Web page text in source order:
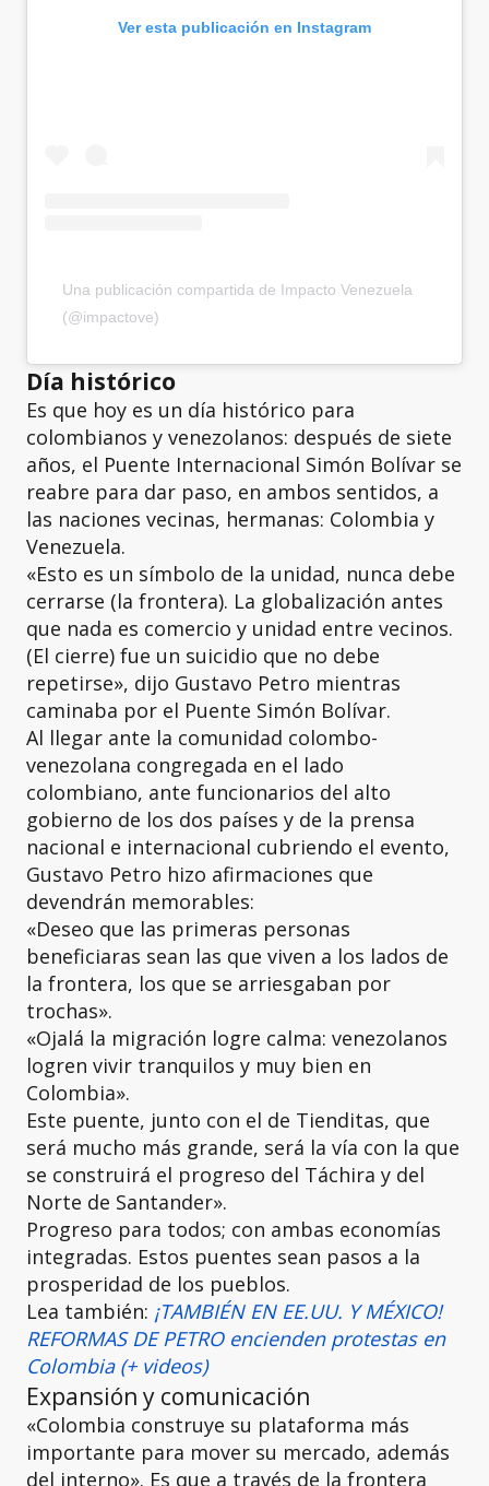
Ver esta publicación en Instagram
Una publicación compartida de Impacto Venezuela
(@impactove)
Día histórico
Es que hoy es un día histórico para
colombianos y venezolanos: después de siete
años, el Puente Internacional Simón Bolívar se
reabre para dar paso, en ambos sentidos, a
las naciones vecinas, hermanas: Colombia y
Venezuela.
«Esto es un símbolo de la unidad, nunca debe
cerrarse (la frontera). La globalización antes
que nada es comercio y unidad entre vecinos.
(El cierre) fue un suicidio que no debe
repetirse», dijo Gustavo Petro mientras
caminaba por el Puente Simón Bolívar.
Al llegar ante la comunidad colombo-
venezolana congregada en el lado
colombiano, ante funcionarios del alto
gobierno de los dos países y de la prensa
nacional e internacional cubriendo el evento,
Gustavo Petro hizo afirmaciones que
devendrán memorables:
«Deseo que las primeras personas
beneficiaras sean las que viven a los lados de
la frontera, los que se arriesgaban por
trochas».
«Ojalá la migración logre calma: venezolanos
logren vivir tranquilos y muy bien en
Colombia».
Este puente, junto con el de Tienditas, que
será mucho más grande, será la vía con la que
se construirá el progreso del Táchira y del
Norte de Santander».
Progreso para todos; con ambas economías
integradas. Estos puentes sean pasos a la
prosperidad de los pueblos.
Lea también: ¡TAMBIÉN EN EE.UU. Y MÉXICO!
REFORMAS DE PETRO encienden protestas en
Colombia (+ videos)
Expansión y comunicación
«Colombia construye su plataforma más
importante para mover su mercado, además
del interno». Es que a través de la frontera